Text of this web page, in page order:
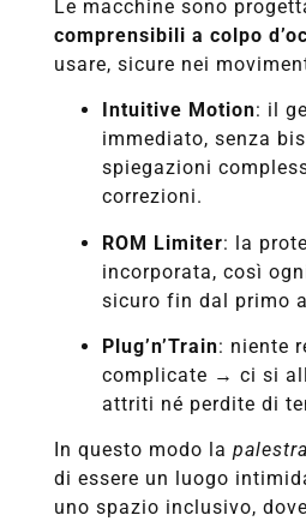
Le macchine sono
comprensibili a colpo
usare, sicure nei
Intuitive Motion: il
immediato, senza
spiegazioni
correzioni.
ROM Limiter: la
incorporata, così
sicuro fin dal primo
Plug’n’Train: niente
complicate → ci si
attriti né perdite di
In questo modo la
di essere un luogo
uno spazio inclusivo,